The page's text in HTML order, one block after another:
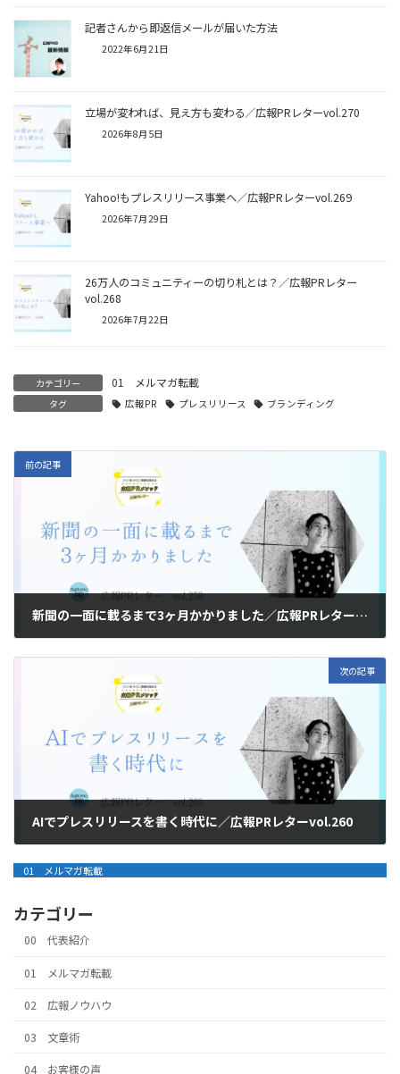
記者さんから即返信メールが届いた方法
2022年6月21日
立場が変われば、見え方も変わる／広報PRレターvol.270
2026年8月5日
Yahoo!もプレスリリース事業へ／広報PRレターvol.269
2026年7月29日
26万人のコミュニティーの切り札とは？／広報PRレター
vol.268
2026年7月22日
カテゴリー 01 メルマガ転載
タグ 広報PR プレスリリース ブランディング
前の記事
新聞の一面に載るまで3ヶ月かかりました／広報PRレターvol.258
次の記事
AIでプレスリリースを書く時代に／広報PRレターvol.260
01 メルマガ転載
カテゴリー
00 代表紹介
01 メルマガ転載
02 広報ノウハウ
03 文章術
04 お客様の声